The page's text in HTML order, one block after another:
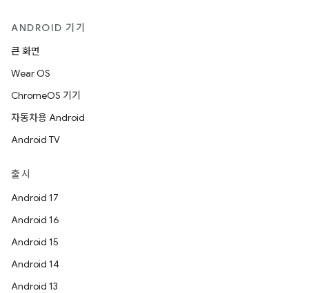
ANDROID 기기
큰 화면
Wear OS
ChromeOS 기기
자동차용 Android
Android TV
출시
Android 17
Android 16
Android 15
Android 14
Android 13